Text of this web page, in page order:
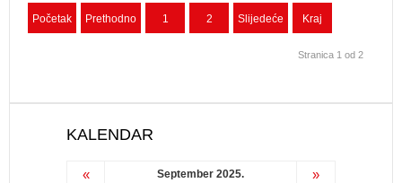
Početak Prethodno 1 2 Slijedeće Kraj
Stranica 1 od 2
KALENDAR
« September 2025. »